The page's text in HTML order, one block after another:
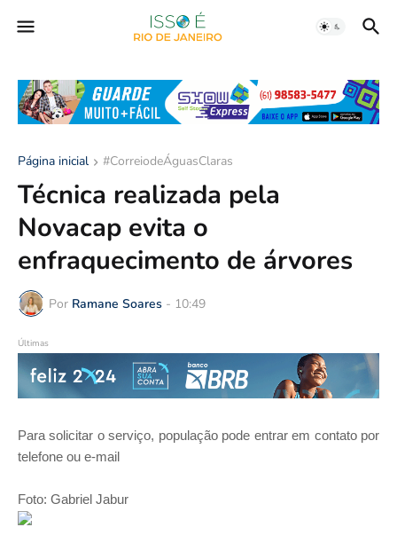
Página inicial #CorreiodeÁguasClaras
Técnica realizada pela
Novacap evita o
enfraquecimento de árvores
Por Ramane Soares - 10:49
Últimas
Para solicitar o serviço, população pode entrar em contato por
telefone ou e-mail
Foto: Gabriel Jabur